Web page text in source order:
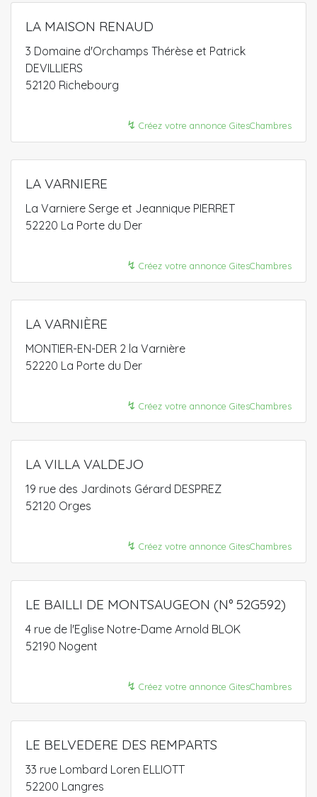
LA MAISON RENAUD
3 Domaine d'Orchamps Thérèse et Patrick
DEVILLIERS
52120 Richebourg
↯ Créez votre annonce GitesChambres
LA VARNIERE
La Varniere Serge et Jeannique PIERRET
52220 La Porte du Der
↯ Créez votre annonce GitesChambres
LA VARNIÈRE
MONTIER-EN-DER 2 la Varnière
52220 La Porte du Der
↯ Créez votre annonce GitesChambres
LA VILLA VALDEJO
19 rue des Jardinots Gérard DESPREZ
52120 Orges
↯ Créez votre annonce GitesChambres
LE BAILLI DE MONTSAUGEON (N° 52G592)
4 rue de l'Eglise Notre-Dame Arnold BLOK
52190 Nogent
↯ Créez votre annonce GitesChambres
LE BELVEDERE DES REMPARTS
33 rue Lombard Loren ELLIOTT
52200 Langres